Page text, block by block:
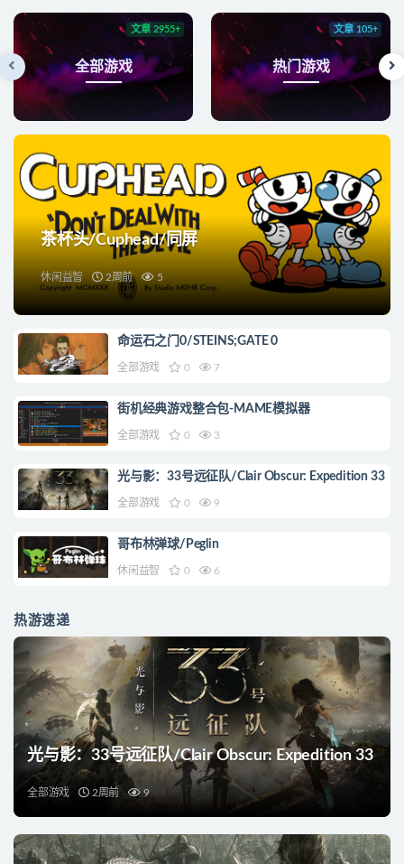
文章 2955+
全部游戏
文章 105+
热门游戏
茶杯头/Cuphead/同屏
休闲益智 2周前 5
命运石之门0/STEINS;GATE 0
全部游戏 0 7
街机经典游戏整合包-MAME模拟器
全部游戏 0 3
光与影：33号远征队/Clair Obscur: Expedition 33
全部游戏 0 9
哥布林弹球/Peglin
休闲益智 0 6
热游速递
光与影：33号远征队/Clair Obscur: Expedition 33
全部游戏 2周前 9